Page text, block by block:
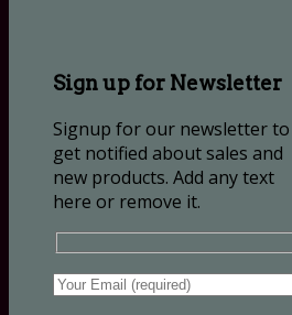
Sign up for Newsletter
Signup for our newsletter to
get notified about sales and
new products. Add any text
here or remove it.